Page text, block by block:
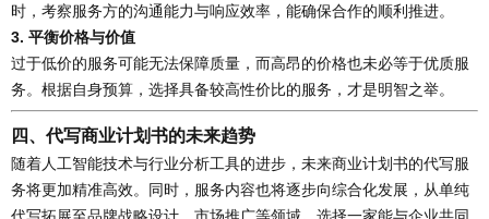
时，考察服务方的沟通能力与响应效率，能确保合作的顺利推进。
3. 平衡价格与价值
过于低价的服务可能无法保障质量，而高昂的价格也未必等于优质服
务。根据自身预算，选择具备较高性价比的服务，才是明智之举。
四、代写商业计划书的未来趋势
随着人工智能技术与行业分析工具的进步，未来商业计划书的代写服
务将更加精准高效。同时，服务内容也将逐步向综合化发展，从单纯
代写拓展至品牌战略设计、市场推广等领域。选择一家能与企业共同